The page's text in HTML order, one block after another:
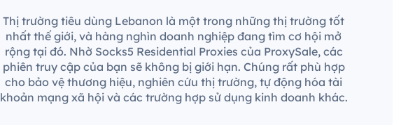
Thị trường tiêu dùng Lebanon là một trong những thị trường tốt
nhất thế giới, và hàng nghìn doanh nghiệp đang tìm cơ hội mở
rộng tại đó. Nhờ Socks5 Residential Proxies của ProxySale, các
phiên truy cập của bạn sẽ không bị giới hạn. Chúng rất phù hợp
cho bảo vệ thương hiệu, nghiên cứu thị trường, tự động hóa tài
khoản mạng xã hội và các trường hợp sử dụng kinh doanh khác.